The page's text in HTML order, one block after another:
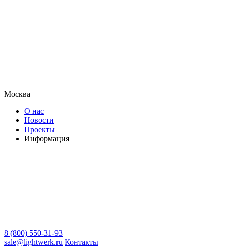
Москва
О нас
Новости
Проекты
Информация
8 (800) 550-31-93
sale@lightwerk.ru Контакты